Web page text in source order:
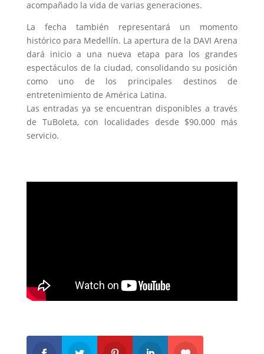
acompañado la vida de varias generaciones.
La fecha también representará un momento
histórico para Medellín. La apertura de la DAVI Arena
dará inicio a una nueva etapa para los grandes
espectáculos de la ciudad, consolidando su posición
como uno de los principales destinos de
entretenimiento de América Latina.
Las entradas ya se encuentran disponibles a través
de TuBoleta, con localidades desde $90.000 más
servicio.